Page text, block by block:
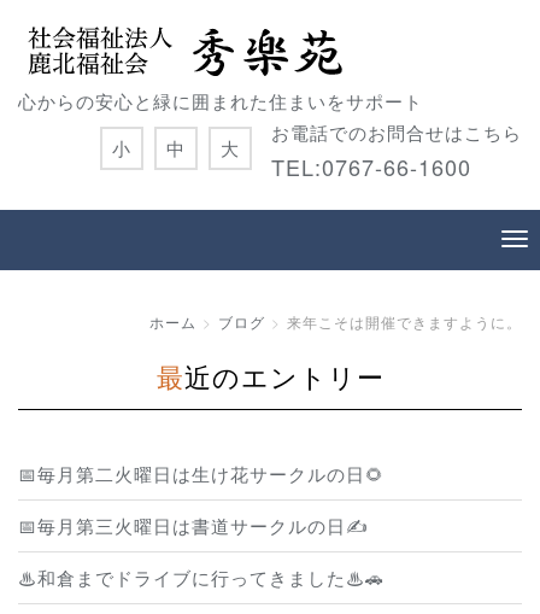
心からの安心と緑に囲まれた住まいをサポート
お電話でのお問合せはこちら
TEL:0767-66-1600
小 中 大
ホーム ブログ 来年こそは開催できますように。
最近のエントリー
📅毎月第二火曜日は生け花サークルの日🌻
📅毎月第三火曜日は書道サークルの日✍️
♨和倉までドライブに行ってきました♨🚗